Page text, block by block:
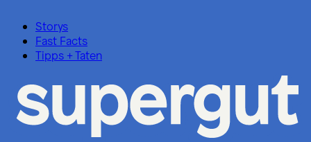
Storys
Fast Facts
Tipps + Taten